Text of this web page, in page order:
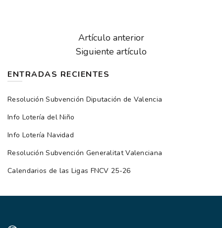
Artículo anterior
Siguiente artículo
ENTRADAS RECIENTES
Resolución Subvención Diputación de Valencia
Info Lotería del Niño
Info Lotería Navidad
Resolución Subvención Generalitat Valenciana
Calendarios de las Ligas FNCV 25-26